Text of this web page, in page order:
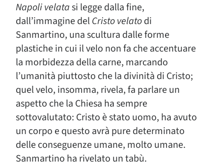
Napoli velatasi legge dalla fine,
dall’immagine delCristo velatodi
Sanmartino, una scultura dalle forme
plastiche in cui il velo non fa che accentuare
la morbidezza della carne, marcando
l’umanità piuttosto che la divinità di Cristo;
quel velo, insomma, rivela, fa parlare un
aspetto che la Chiesa ha sempre
sottovalutato: Cristo è stato uomo, ha avuto
un corpo e questo avrà pure determinato
delle conseguenze umane, molto umane.
Sanmartino ha rivelato un tabù.